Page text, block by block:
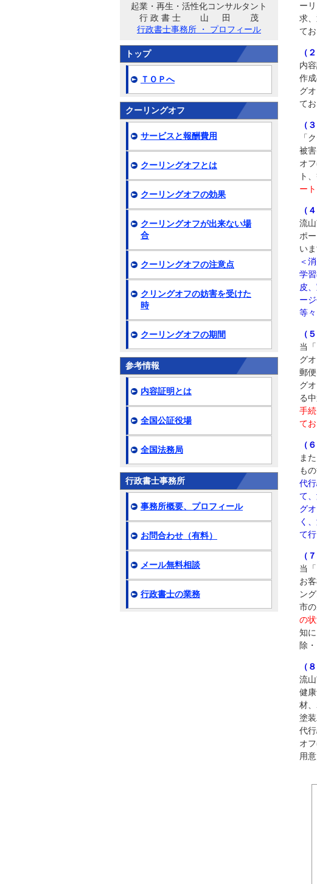
ー
求
てお
（
内
作
グ
てお
（
「
被
オ
ト
ー
（
流
ポ
いま
＜
学
皮
ー
等々
（
当
グ
郵
グ
る
手
てお
（
また
も
代
て
グ
く
て行
（
当
お
ン
市
の
知
除
（
流
健
材
塗
代
オ
用
＜
起業・再生・活性化コンサルタント
行 政 書 士 山 田 茂
行政書士事務所 ・ プロフィール
トップ
ＴＯＰへ
クーリングオフ
サービスと報酬費用
クーリングオフとは
クーリングオフの効果
クーリングオフが出来ない場
合
クーリングオフの注意点
クリングオフの妨害を受けた
時
クーリングオフの期間
参考情報
内容証明とは
全国公証役場
全国法務局
行政書士事務所
事務所概要、プロフィール
お問合わせ（有料）
メール無料相談
行政書士の業務